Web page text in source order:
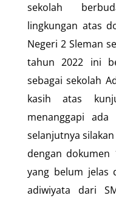
sekolah
lingkungan atas
Negeri 2 Sleman
tahun 2022 ini
sebagai sekolah
kasih atas
menanggapi
selanjutnya
dengan dokumen
yang belum jelas
adiwiyata dari